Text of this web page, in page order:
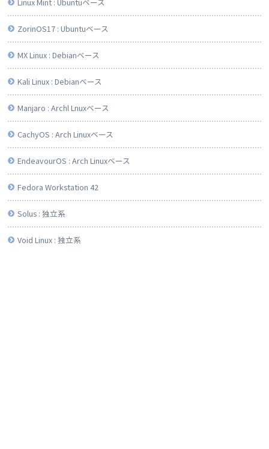
ZorinOS17 : Ubuntuベース
MX Linux : Debianベース
Kali Linux : Debianベース
Manjaro : Archl Lnuxベース
CachyOS : Arch Linuxベース
EndeavourOS : Arch Linuxベース
Fedora Workstation 42
Solus : 独立系
Void Linux : 独立系